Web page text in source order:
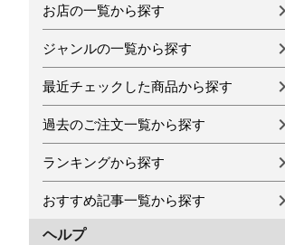
お店の一覧から探す
ジャンルの一覧から探す
最近チェックした商品から探す
過去のご注文一覧から探す
ランキングから探す
おすすめ記事一覧から探す
ヘルプ